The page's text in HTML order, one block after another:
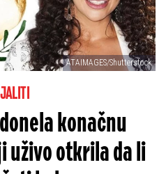
ATAIMAGES/Shutterstock
konačnu
uživo otkrila da li